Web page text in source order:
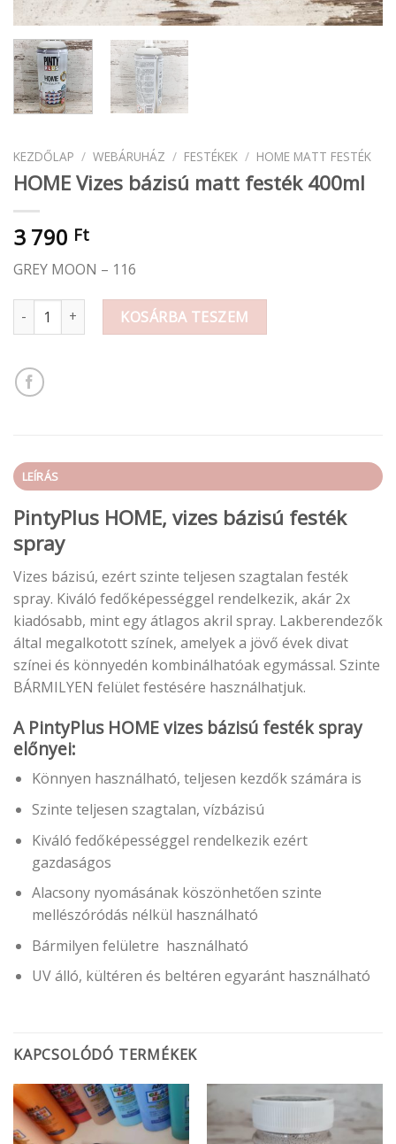
KEZDŐLAP / WEBÁRUHÁZ / FESTÉKEK / HOME MATT FESTÉK
HOME Vizes bázisú matt festék 400ml
3 790 Ft
GREY MOON – 116
HOME Vizes bázisú matt festék 400ml mennyiség
KOSÁRBA TESZEM
LEÍRÁS
PintyPlus HOME, vizes bázisú festék
spray
Vizes bázisú, ezért szinte teljesen szagtalan festék
spray. Kiváló fedőképességgel rendelkezik, akár 2x
kiadósabb, mint egy átlagos akril spray. Lakberendezők
által megalkotott színek, amelyek a jövő évek divat
színei és könnyedén kombinálhatóak egymással. Szinte
BÁRMILYEN felület festésére használhatjuk.
A PintyPlus HOME vizes bázisú festék spray
előnyei:
Könnyen használható, teljesen kezdők számára is
Szinte teljesen szagtalan, vízbázisú
Kiváló fedőképességgel rendelkezik ezért
gazdaságos
Alacsony nyomásának köszönhetően szinte
mellészóródás nélkül használható
Bármilyen felületre használható
UV álló, kültéren és beltéren egyaránt használható
KAPCSOLÓDÓ TERMÉKEK